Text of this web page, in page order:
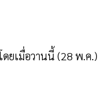
ดยเมื่อวานนี้ (28 พ.ค.)